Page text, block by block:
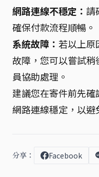
網路連線不穩定： 請
確保付款流程順暢。
系統故障： 若以上原
故障，您可以嘗試稍
員協助處理。
建議您在寄件前先
網路連線穩定，以避
分享： Facebook